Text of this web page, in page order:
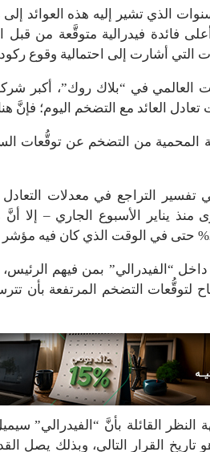
التي أشارت إلى احتمالية وقوع
العالمي في “بلاك روك”، أكبر
تعادل العائد مع التضخم اليوم؛
المحمية من التضخم عن
التراجع في معدلات
منذ يناير الأسبوع الجاري – إلا
“الفيدرالي” بمن فيهم
لتوقُّعات التضخم المرتفعة بأن
القائلة بأنَّ “الفيدرالي”
نقطة في 21 سبتمبر، وهو تاريخ القرار